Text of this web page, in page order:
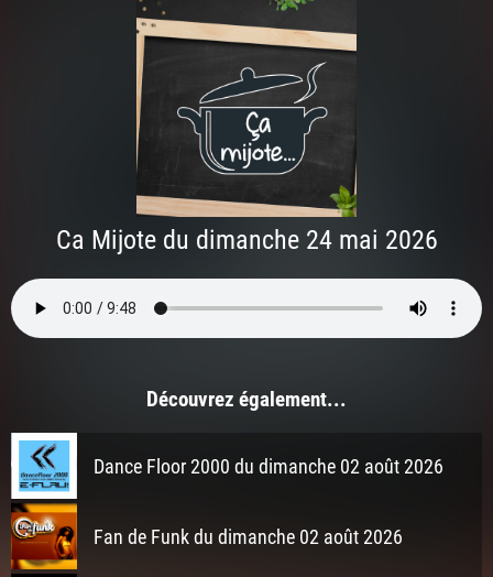
Ca Mijote du dimanche 24 mai 2026
Découvrez également...
Dance Floor 2000 du dimanche 02 août 2026
Fan de Funk du dimanche 02 août 2026